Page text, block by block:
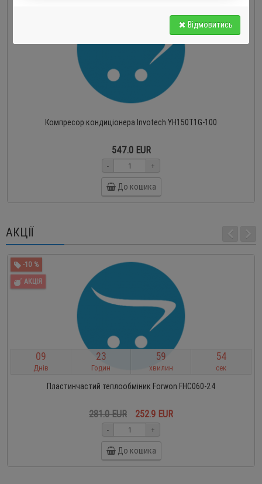
Компресор кондиціонера Invotech YH150T1G-100
547.0 EUR
- +
До кошика
АКЦІЇ
-10 %
АКЦІЯ
09
Днів
23
Годин
59
хвилин
53
сек
Пластинчастий теплообміник Forwon FHC060-24
281.0 EUR 252.9 EUR
- +
До кошика
Відмовитись